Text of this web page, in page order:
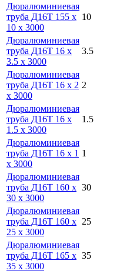
Дюралюминиевая
труба Д16Т 155 х
10 х 3000
10
Дюралюминиевая
труба Д16Т 16 х
3.5 х 3000
3.5
Дюралюминиевая
труба Д16Т 16 х 2
х 3000
2
Дюралюминиевая
труба Д16Т 16 х
1.5 х 3000
1.5
Дюралюминиевая
труба Д16Т 16 х 1
х 3000
1
Дюралюминиевая
труба Д16Т 160 х
30 х 3000
30
Дюралюминиевая
труба Д16Т 160 х
25 х 3000
25
Дюралюминиевая
труба Д16Т 165 х
35 х 3000
35